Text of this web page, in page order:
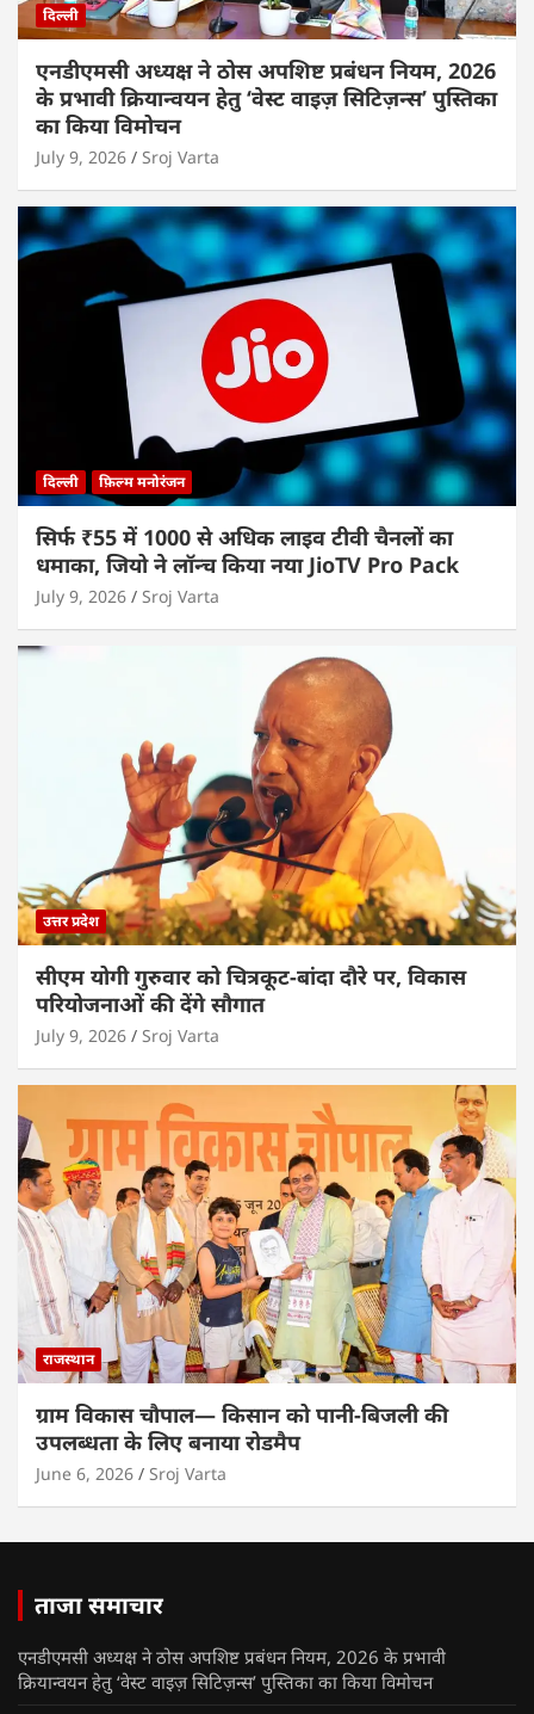
दिल्ली
एनडीएमसी अध्यक्ष ने ठोस अपशिष्ट प्रबंधन नियम, 2026
के प्रभावी क्रियान्वयन हेतु ‘वेस्ट वाइज़ सिटिज़न्स’ पुस्तिका
का किया विमोचन
July 9, 2026 Sroj Varta
दिल्ली फ़िल्म मनोरंजन
सिर्फ ₹55 में 1000 से अधिक लाइव टीवी चैनलों का
धमाका, जियो ने लॉन्च किया नया JioTV Pro Pack
July 9, 2026 Sroj Varta
उत्तर प्रदेश
सीएम योगी गुरुवार को चित्रकूट-बांदा दौरे पर, विकास
परियोजनाओं की देंगे सौगात
July 9, 2026 Sroj Varta
राजस्थान
ग्राम विकास चौपाल— किसान को पानी-बिजली की
उपलब्धता के लिए बनाया रोडमैप
June 6, 2026 Sroj Varta
ताजा समाचार
एनडीएमसी अध्यक्ष ने ठोस अपशिष्ट प्रबंधन नियम, 2026 के प्रभावी
क्रियान्वयन हेतु ‘वेस्ट वाइज़ सिटिज़न्स’ पुस्तिका का किया विमोचन